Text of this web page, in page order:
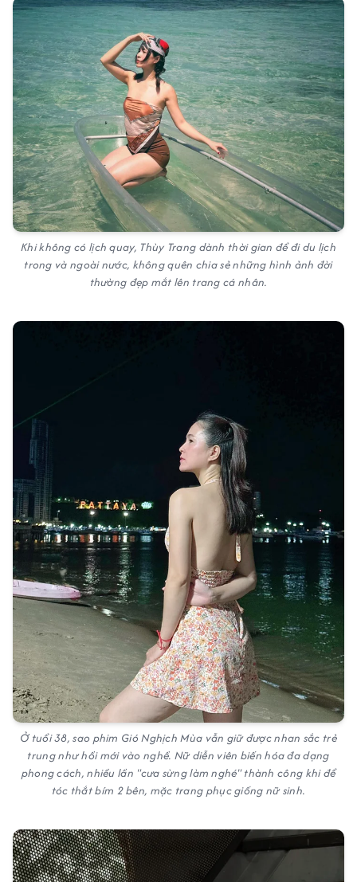
Khi không có lịch quay, Thùy Trang dành thời gian để đi du lịch
trong và ngoài nước, không quên chia sẻ những hình ảnh đời
thường đẹp mắt lên trang cá nhân.
Ở tuổi 38, sao phim Gió Nghịch Mùa vẫn giữ được nhan sắc trẻ
trung như hồi mới vào nghề. Nữ diễn viên biến hóa đa dạng
phong cách, nhiều lần "cưa sừng làm nghé" thành công khi để
tóc thắt bím 2 bên, mặc trang phục giống nữ sinh.